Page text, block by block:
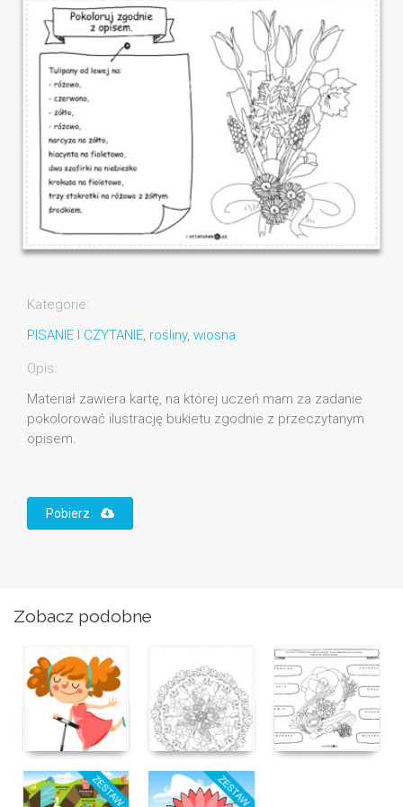
Kategorie:
PISANIE I CZYTANIE, rośliny, wiosna
Opis:
Materiał zawiera kartę, na której uczeń mam za zadanie
pokolorować ilustrację bukietu zgodnie z przeczytanym
opisem.
Pobierz
Zobacz podobne